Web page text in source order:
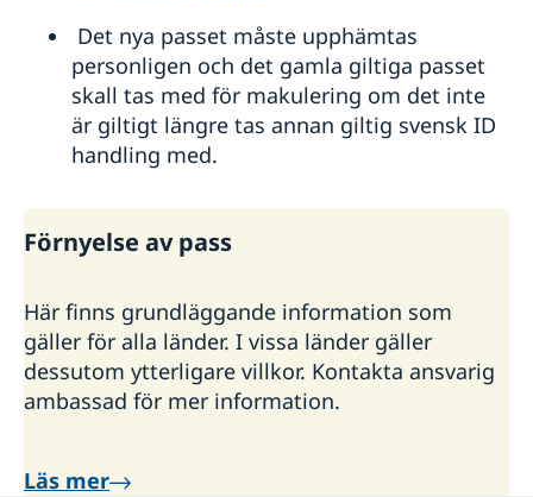
Det nya passet måste upphämtas
personligen och det gamla giltiga passet
skall tas med för makulering om det inte
är giltigt längre tas annan giltig svensk ID
handling med.
Förnyelse av pass
Här finns grundläggande information som
gäller för alla länder. I vissa länder gäller
dessutom ytterligare villkor. Kontakta ansvarig
ambassad för mer information.
Läs mer